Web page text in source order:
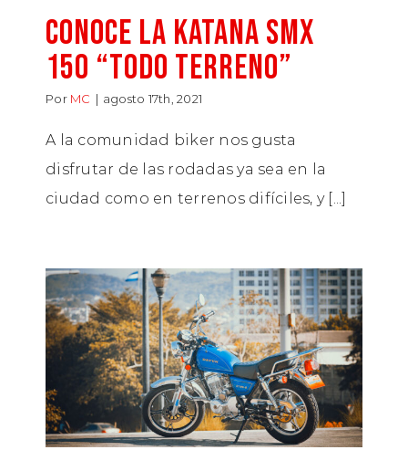
CONOCE LA KATANA SMX
150 “TODO TERRENO”
Por MC | agosto 17th, 2021
A la comunidad biker nos gusta
disfrutar de las rodadas ya sea en la
ciudad como en terrenos difíciles, y [...]